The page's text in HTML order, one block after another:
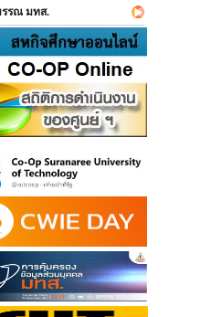
รณ มทส.